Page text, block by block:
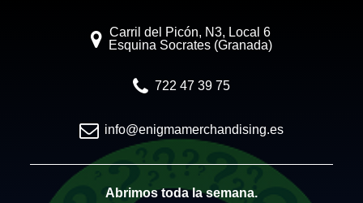
Carril del Picón, N3, Local 6
Esquina Socrates (Granada)
722 47 39 75
info@enigmamerchandising.es
Abrimos toda la semana.